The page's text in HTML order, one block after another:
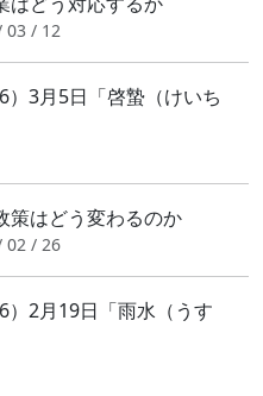
03 / 12
3月5日「啓蟄（けいち
策はどう変わるのか
02 / 26
2月19日「雨水（うす